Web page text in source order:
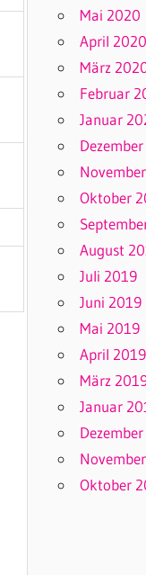
Mai 2020
April 2020
März
Februar
Januar
Oktober
August
Juli 2019
Juni 2019
Mai 2019
April 2019
März
Januar
Oktober